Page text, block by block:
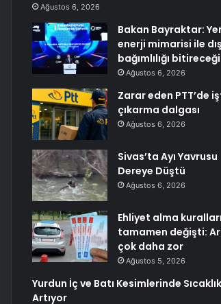
Ağustos 6, 2026
Bakan Bayraktar:
enerji mimarisi ile
bağımlılığı
Ağustos 6, 2026
Zarar eden PTT’de
çıkarma dalgası
Ağustos 6, 2026
Sivas’ta Ayı Yavrusu
Dereye Düştü
Ağustos 6, 2026
Ehliyet alma kuralları
tamamen değişti:
çok daha zor
Ağustos 5, 2026
Yurdun İç ve Batı Kesimlerinde Sıcaklık
Artıyor